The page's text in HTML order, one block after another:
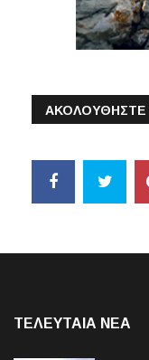
ΑΚΟΛΟΥΘΗΣΤΕ
ΤΕΛΕΥΤΑΙΑ NEA